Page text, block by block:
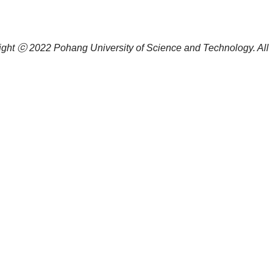
ⓒ 2022 Pohang University of Science and Technology. All